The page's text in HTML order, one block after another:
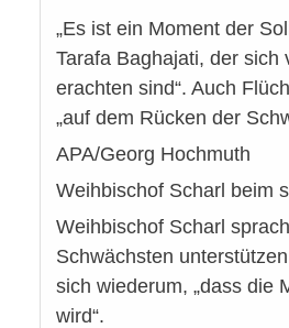
„Es ist ein Moment der
Tarafa Baghajati, der sich
erachten sind“. Auch
„auf dem Rücken der
APA/Georg Hochmuth
Weihbischof Scharl beim
Weihbischof Scharl
Schwächsten
sich wiederum, „dass die
wird“.